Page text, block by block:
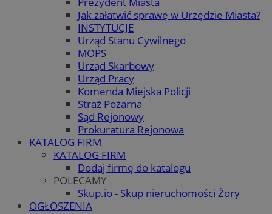
Jak załatwić sprawę w Urzędzie Miasta?
INSTYTUCJE
Urząd Stanu Cywilnego
MOPS
Urząd Skarbowy
Urząd Pracy
Komenda Miejska Policji
Straż Pożarna
Sąd Rejonowy
Prokuratura Rejonowa
KATALOG FIRM
KATALOG FIRM
Dodaj firmę do katalogu
POLECAMY
Skup.io - Skup nieruchomości Żory
OGŁOSZENIA